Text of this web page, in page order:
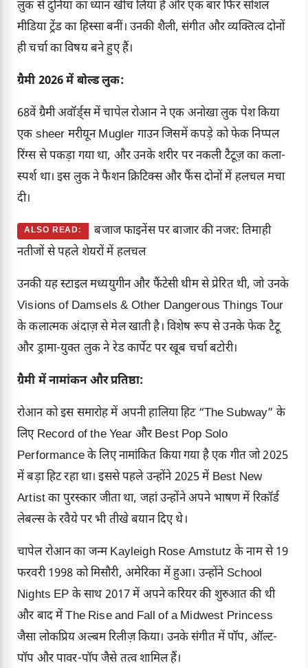
लुक से दुनिया का ध्यान खींच लिया है और एक बार फिर सोशल
मीडिया ट्रेंड का हिस्सा बनीं। उनकी शैली, संगीत और व्यक्तित्व दोनों
ही चर्चा का विषय बने हुए हैं।
ग्रैमी 2026 में बोल्ड लुक:
68वें ग्रैमी अवॉर्ड्स में चापेल रोआन ने एक अनोखा लुक पेश किया
एक sheer मरीयून Mugler गाउन जिसमें कपड़े को फेक निप्पल
रिंग्स से पकड़ा गया था, और उनके शरीर पर नकली टैटूज़ का कला-
स्पर्श था। इस लुक ने फैशन क्रिटिक्स और फैंस दोनों में हलचल मचा
दी।
ALSO READ:
बजाज फाइनेंस पर बाजार की नजर: तिमाही
नतीजों से पहले शेयरों में हलचल
उनकी यह स्टाइल मध्ययुगीन और फैंटेसी थीम से प्रेरित थी, जो उनके
Visions of Damsels & Other Dangerous Things Tour
के कलात्मक अंदाज़ से मेल खाती है। विशेष रूप से उनके फेक टैटू
और ड्रामा-युक्त लुक ने रेड कार्पेट पर खूब चर्चा बटोरी।
ग्रैमी में नामांकन और प्रतिष्ठा:
रोआन को इस समारोह में अपनी हालिया हिट “The Subway” के
लिए Record of the Year और Best Pop Solo
Performance के लिए नामांकित किया गया है एक गीत जो 2025
में बड़ा हिट रहा था। इससे पहले उन्होंने 2025 में Best New
Artist का पुरस्कार जीता था, जहां उन्होंने अपने भाषण में रिकॉर्ड
लेबल्स के रवैये पर भी तीखे बयान दिए थे।
चापेल रोआन का जन्म Kayleigh Rose Amstutz के नाम से 19
फरवरी 1998 को मिसौरी, अमेरिका में हुआ। उन्होंने School
Nights EP के साथ 2017 में अपने करियर की शुरुआत की थी
और बाद में The Rise and Fall of a Midwest Princess
जैसा लोकप्रिय अल्बम रिलीज़ किया। उनके संगीत में पॉप, ऑल्ट-
पॉप और पावर-पॉप जैसे तत्व शामिल हैं।